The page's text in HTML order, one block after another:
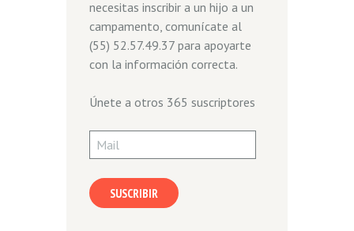
necesitas inscribir a un hijo a un
campamento, comunícate al
(55) 52.57.49.37 para apoyarte
con la información correcta.
Únete a otros 365 suscriptores
Mail
SUSCRIBIR